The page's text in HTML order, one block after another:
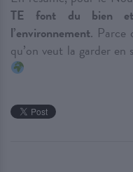
TE font du bien et
l’environnement. Parce
qu’on veut la garder en